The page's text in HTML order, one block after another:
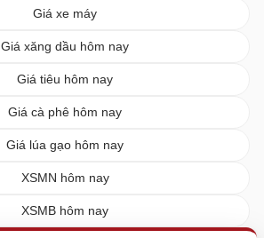
Giá xe máy
Giá xăng dầu hôm nay
Giá tiêu hôm nay
Giá cà phê hôm nay
Giá lúa gạo hôm nay
XSMN hôm nay
XSMB hôm nay